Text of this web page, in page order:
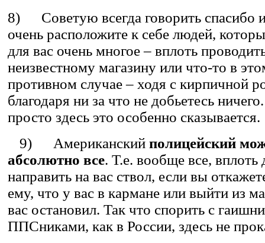
8) Советую всегда говорить спасибо
очень расположите к себе людей,
для вас очень многое – вплоть
неизвестному магазину или что-то в
противном случае – ходя с кирпичной
благодаря ни за что не добьетесь
просто здесь это особенно сказывается.
9) Американский полицейский
абсолютно все. Т.е. вообще все, вплоть
направить на вас ствол, если вы
ему, что у вас в кармане или выйти из
вас остановил. Так что спорить с
ППСниками, как в России, здесь не